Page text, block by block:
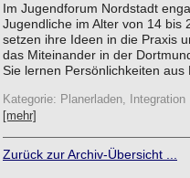
Im Jugendforum Nordstadt
Jugendliche im Alter von 14 bis
setzen ihre Ideen in die Praxis
das Miteinander in der
Sie lernen Persönlichkeiten aus
Kategorie: Planerladen, Integration
[mehr]
Zurück zur Archiv-Übersicht ...